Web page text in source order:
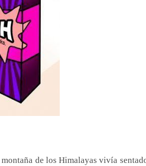
de los Himalayas vivía